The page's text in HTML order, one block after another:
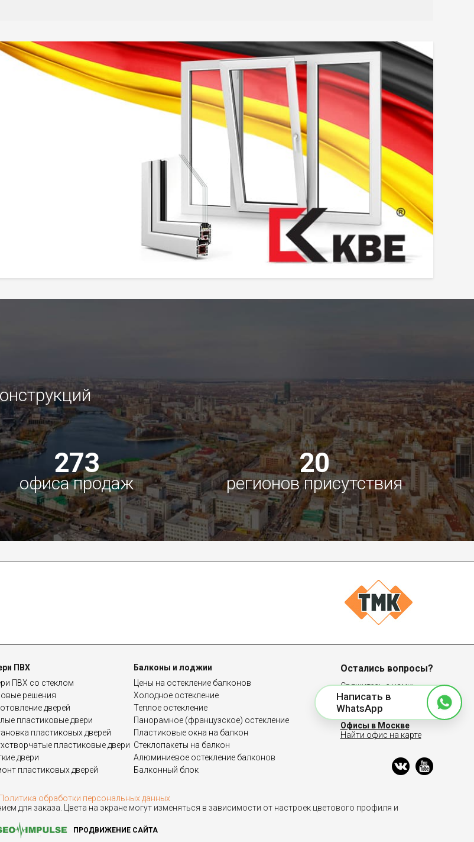
273
офиса продаж
20
регионов присутствия
ПВХ
ПВХ со стеклом
решения
дверей
пластиковые двери
пластиковых дверей
пластиковые двери
двери
пластиковых дверей
Балконы и лоджии
Цены на остекление балконов
Холодное остекление
Теплое остекление
Панорамное (французское) остекление
Пластиковые окна на балкон
Стеклопакеты на балкон
Алюминиевое остекление балконов
Балконный блок
Остались вопросы?
Свяжитесь с нами:
8 (958) 100-83-64
Офисы в Москве
Найти офис на карте
Политика обработки персональных данных
для заказа. Цвета на экране могут изменяться в зависимости от настроек цветового профиля и
ПРОДВИЖЕНИЕ САЙТА
Написать в
WhatsApp